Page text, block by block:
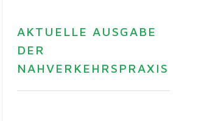
AKTUELLE AUSGABE
DER
NAHVERKEHRSPRAXIS